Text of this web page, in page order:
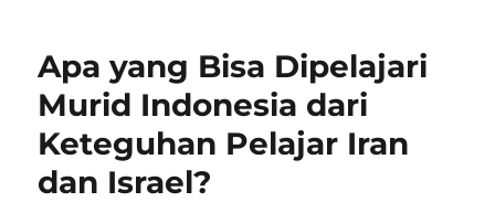
Apa yang Bisa Dipelajari
Murid Indonesia dari
Keteguhan Pelajar Iran
dan Israel?